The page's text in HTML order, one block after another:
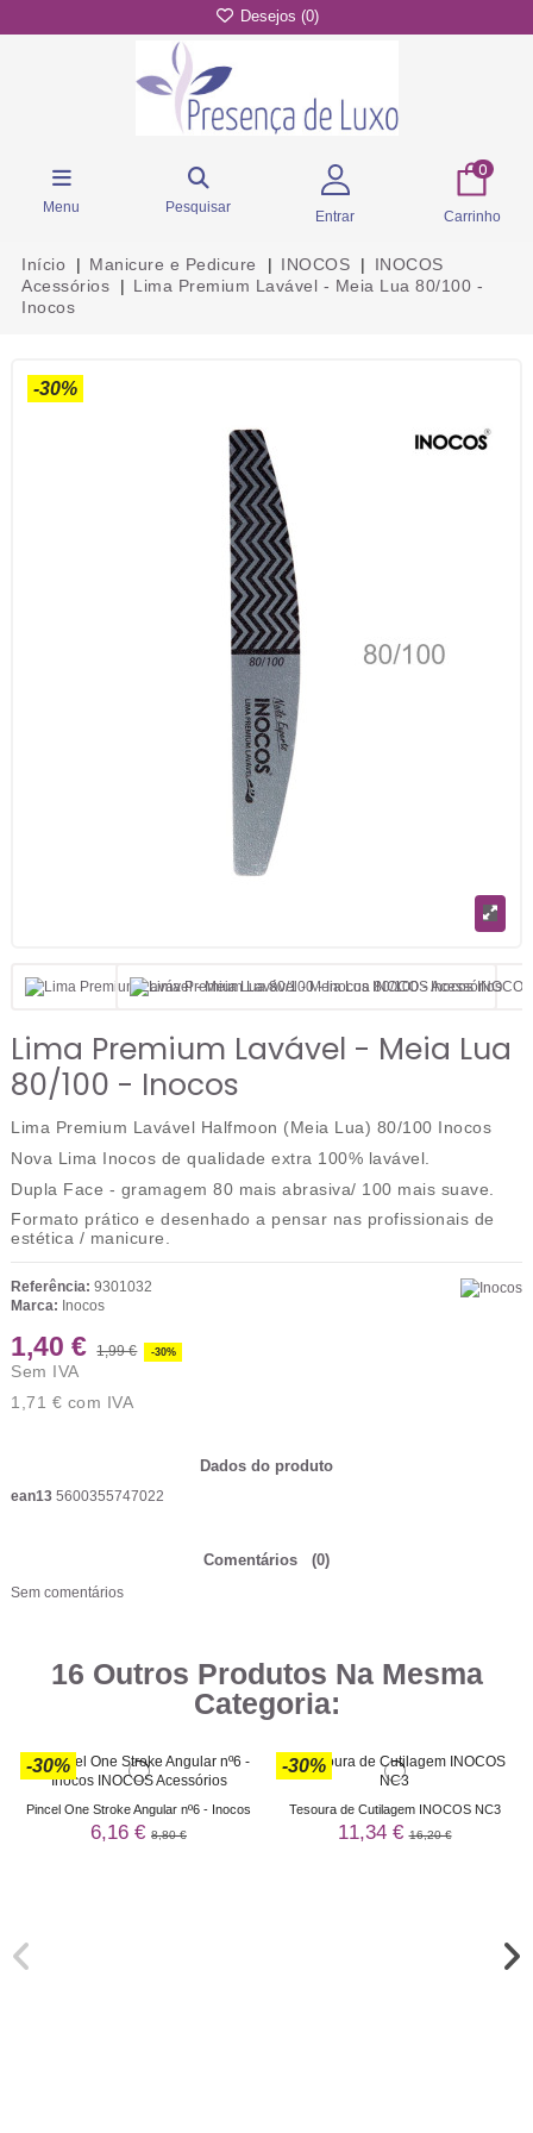
Desejos (0)
Menu Pesquisar
Entrar
0
Carrinho
Início Manicure e Pedicure INOCOS
INOCOS
Acessórios
Lima Premium Lavável - Meia Lua 80/100 -
Inocos
-30%
Lima Premium Lavável - Meia Lua
80/100 - Inocos
Lima Premium Lavável Halfmoon (Meia Lua) 80/100 Inocos
Nova Lima Inocos de qualidade extra 100% lavável.
Dupla Face - gramagem 80 mais abrasiva/ 100 mais suave.
Formato prático e desenhado a pensar nas profissionais de
estética / manicure.
Referência: 9301032
Marca: Inocos
1,40 € 1,99 € -30%
Sem IVA
1,71 € com IVA
Dados do produto
ean13 5600355747022
Comentários (0)
Sem comentários
16 Outros Produtos Na Mesma
Categoria:
-30%
Pincel One Stroke Angular nº6 - Inocos
6,16 € 8,80 €
-30%
Tesoura de Cutilagem INOCOS NC3
11,34 €16,20 €